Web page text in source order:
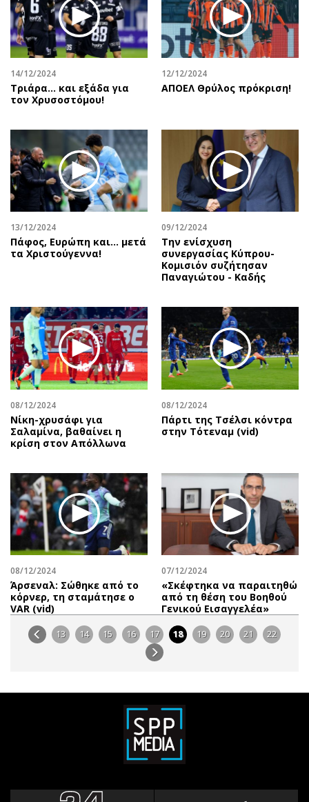
14/12/2024
Τριάρα… και εξάδα για
τον Χρυσοστόμου!
12/12/2024
ΑΠΟΕΛ Θρύλος πρόκριση!
13/12/2024
Πάφος, Ευρώπη και… μετά
τα Χριστούγεννα!
09/12/2024
Την ενίσχυση
συνεργασίας Κύπρου-
Κομισιόν συζήτησαν
Παναγιώτου - Καδής
08/12/2024
Νίκη-χρυσάφι για
Σαλαμίνα, βαθαίνει η
κρίση στον Απόλλωνα
08/12/2024
Πάρτι της Τσέλσι κόντρα
στην Τότεναμ (vid)
08/12/2024
Άρσεναλ: Σώθηκε από το
κόρνερ, τη σταμάτησε ο
VAR (vid)
07/12/2024
«Σκέφτηκα να παραιτηθώ
από τη θέση του Βοηθού
Γενικού Εισαγγελέα»
13 14 15 16 17 18 19 20 21 22